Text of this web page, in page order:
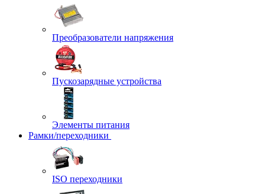
Преобразователи напряжения
Пускозарядные устройства
Элементы питания
Рамки/переходники
ISO переходники